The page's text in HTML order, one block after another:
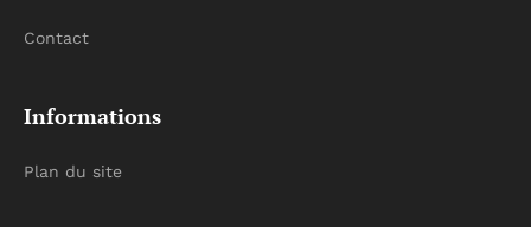
Contact
Informations
Plan du site